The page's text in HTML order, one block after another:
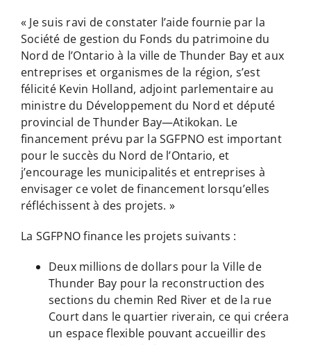
« Je suis ravi de constater l’aide fournie par la
Société de gestion du Fonds du patrimoine du
Nord de l’Ontario à la ville de Thunder Bay et aux
entreprises et organismes de la région, s’est
félicité Kevin Holland, adjoint parlementaire au
ministre du Développement du Nord et député
provincial de Thunder Bay—Atikokan. Le
financement prévu par la SGFPNO est important
pour le succès du Nord de l’Ontario, et
j’encourage les municipalités et entreprises à
envisager ce volet de financement lorsqu’elles
réfléchissent à des projets. »
La SGFPNO finance les projets suivants :
Deux millions de dollars pour la Ville de
Thunder Bay pour la reconstruction des
sections du chemin Red River et de la rue
Court dans le quartier riverain, ce qui créera
un espace flexible pouvant accueillir des